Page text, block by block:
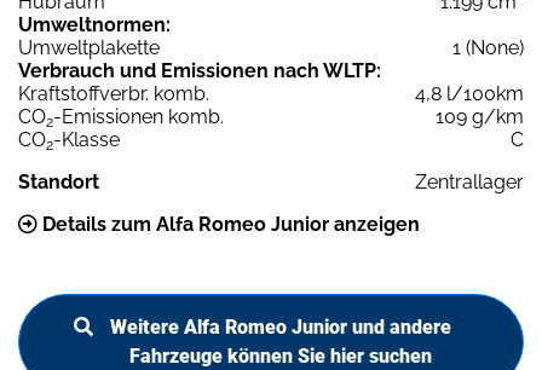
Umweltnormen:
Umweltplakette
1 (None)
Verbrauch und Emissionen nach WLTP:
Kraftstoffverbr. komb.
4,8 l/100km
CO2-Emissionen komb.
109 g/km
CO2-Klasse
C
Standort
Zentrallager
Details zum Alfa Romeo Junior anzeigen
Weitere Alfa Romeo Junior und andere
Fahrzeuge können Sie hier suchen